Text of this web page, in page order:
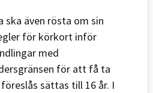
ska även rösta om sin
för körkort inför
med
för att få ta
sättas till 16 år. I